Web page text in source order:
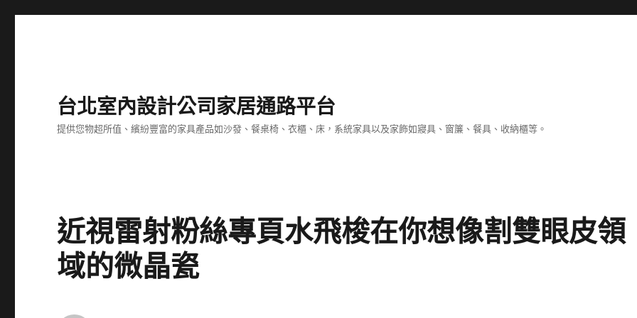
台北室內設計公司家居通路平台
提供您物超所值、繽紛豐富的家具產品如沙發、餐桌椅、衣櫃、床，系統家具以及家飾如寢具、窗簾、餐具、收納櫃等。
近視雷射粉絲專頁水飛梭在你想像割雙眼皮領
域的微晶瓷